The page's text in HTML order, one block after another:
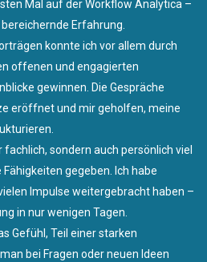
Mal auf der Workflow Analytica –
Erfahrung.
konnte ich vor allem durch
offenen und engagierten
gewinnen. Die Gespräche
eröffnet und mir geholfen, meine
sondern auch persönlich viel
gegeben. Ich habe
Impulse weitergebracht haben –
in nur wenigen Tagen.
Gefühl, Teil einer starken
bei Fragen oder neuen Ideen